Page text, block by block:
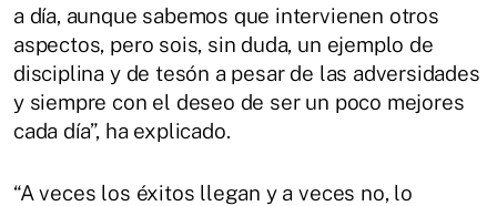
a día, aunque sabemos que intervienen otros
aspectos, pero sois, sin duda, un ejemplo de
disciplina y de tesón a pesar de las adversidades
y siempre con el deseo de ser un poco mejores
cada día”, ha explicado.
“A veces los éxitos llegan y a veces no, lo